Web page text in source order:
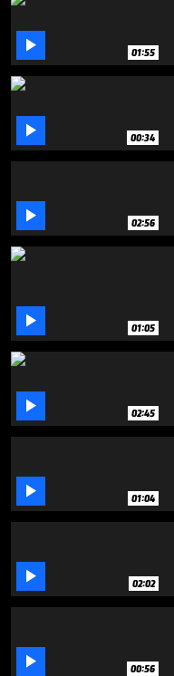
seconds
 01:55
 00:34
 02:56
 01:05
 02:45
 01:04
 02:02
 00:56